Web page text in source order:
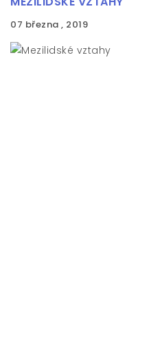
07 března , 2019